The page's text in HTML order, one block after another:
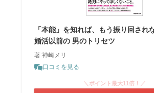
「本能」を知れば、もう振り回され
婚活以前の 男のトリセツ
著:神崎メリ
口コミを見る
＼ポイント最大11倍！／